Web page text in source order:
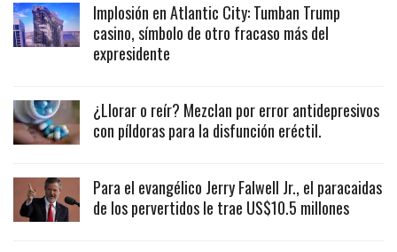
Implosión en Atlantic City: Tumban Trump
casino, símbolo de otro fracaso más del
expresidente
¿Llorar o reír? Mezclan por error antidepresivos
con píldoras para la disfunción eréctil.
Para el evangélico Jerry Falwell Jr., el paracaidas
de los pervertidos le trae US$10.5 millones